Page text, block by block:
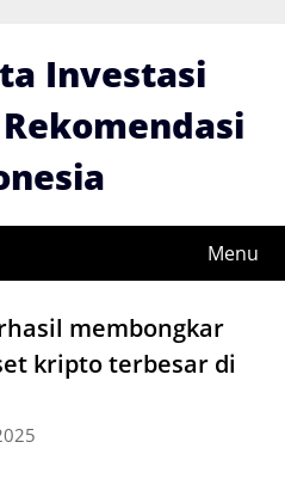
Investasi
Menu
membongkar
kripto terbesar di